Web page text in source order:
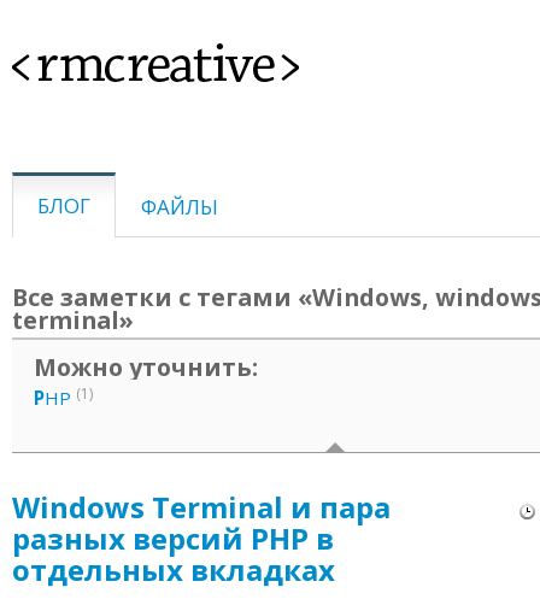
<rmcreative>
БЛОГ ФАЙЛЫ
Все заметки с тегами «Windows,
terminal»
Можно уточнить:
PHP (1)
Windows Terminal и пара
разных версий PHP в
отдельных вкладках